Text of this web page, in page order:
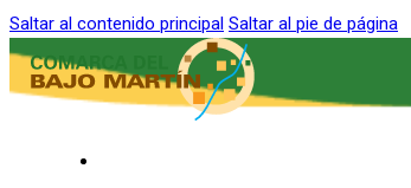
Saltar al contenido principal Saltar al pie de página